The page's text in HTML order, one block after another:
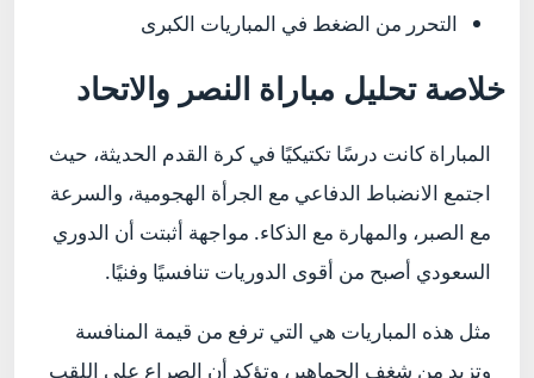
التحرر من الضغط في المباريات الكبرى
خلاصة تحليل مباراة النصر والاتحاد
المباراة كانت درسًا تكتيكيًا في كرة القدم الحديثة، حيث
اجتمع الانضباط الدفاعي مع الجرأة الهجومية، والسرعة
مع الصبر، والمهارة مع الذكاء. مواجهة أثبتت أن الدوري
السعودي أصبح من أقوى الدوريات تنافسيًا وفنيًا.
مثل هذه المباريات هي التي ترفع من قيمة المنافسة
وتزيد من شغف الجماهير، وتؤكد أن الصراع على اللقب